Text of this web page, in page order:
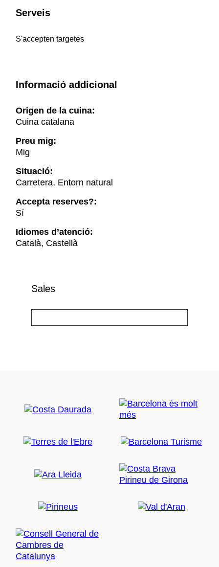
Serveis
S'accepten targetes
Informació addicional
Origen de la cuina:
Cuina catalana
Preu mig:
Mig
Situació:
Carretera, Entorn natural
Accepta reserves?:
Sí
Idiomes d’atenció:
Català, Castellà
Sales